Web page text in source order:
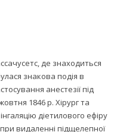
де знаходиться
знакова подія в
анестезії під
1846 р. Хірург та
діетилового ефіру
видаленні підщелепної